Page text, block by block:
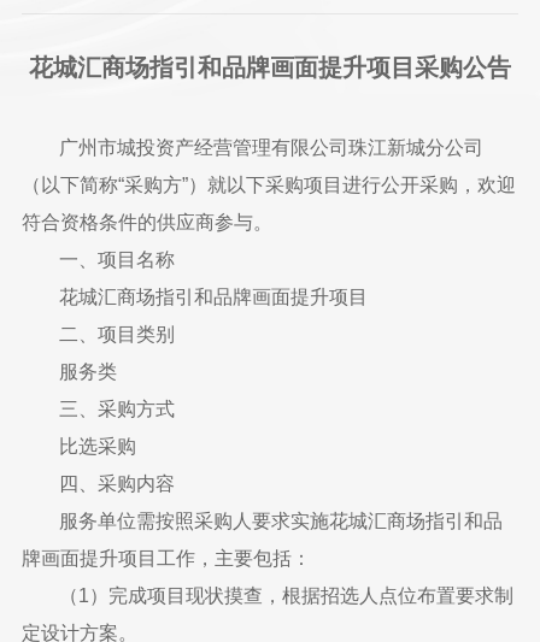
花城汇商场指引和品牌画面提升项目采购公告
广州市城投资产经营管理有限公司珠江新城分公司
（以下简称“采购方”）就以下采购项目进行公开采购，欢迎
符合资格条件的供应商参与。
一、项目名称
花城汇商场指引和品牌画面提升项目
二、项目类别
服务类
三、采购方式
比选采购
四、采购内容
服务单位需按照采购人要求实施花城汇商场指引和品
牌画面提升项目工作，主要包括：
（1）完成项目现状摸查，根据招选人点位布置要求制
定设计方案。